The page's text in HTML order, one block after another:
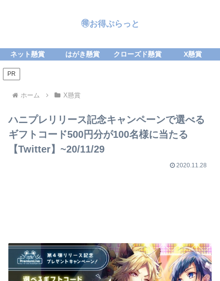
🉐お得ぷらっと
ネット懸賞 はがき懸賞 クローズド懸賞 X懸賞
PR
ホーム X懸賞
ハニプレリリース記念キャンペーンで選べる
ギフトコード500円分が100名様に当たる
【Twitter】~20/11/29
2020.11.28